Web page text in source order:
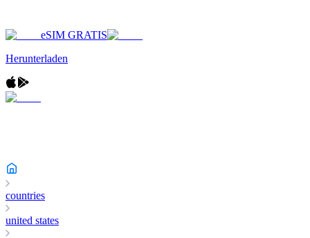
eSIM GRATIS
Herunterladen
countries
united states